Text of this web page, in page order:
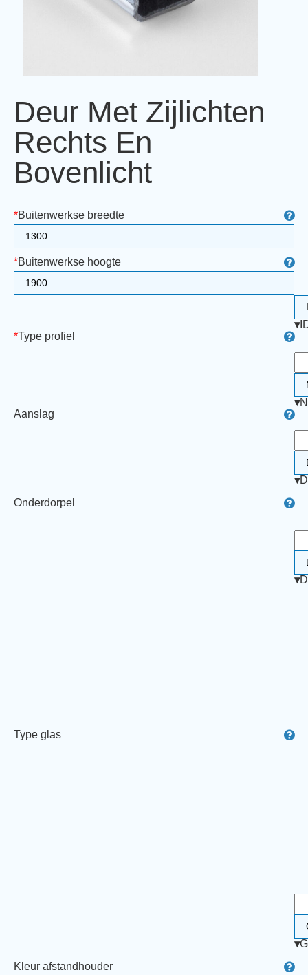
Deur Met Zijlichten
Rechts En
Bovenlicht
*Buitenwerkse breedte
*Buitenwerkse hoogte
*Type profiel
▾
Aanslag
▾
Onderdorpel
▾
Type glas
▾
Kleur afstandhouder
▾